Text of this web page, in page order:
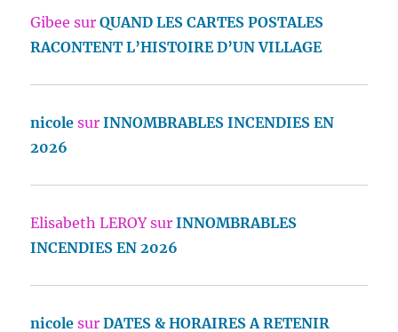
Gibee surQUAND LES CARTES POSTALES
RACONTENT L’HISTOIRE D’UN VILLAGE
nicole surINNOMBRABLES INCENDIES EN
2026
Elisabeth LEROYsurINNOMBRABLES
INCENDIES EN 2026
nicole surDATES & HORAIRES A RETENIR